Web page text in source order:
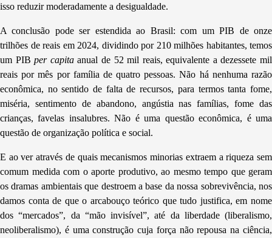
isso reduzir moderadamente a desigualdade.
A conclusão pode ser estendida ao Brasil: com um PIB de onze
trilhões de reais em 2024, dividindo por 210 milhões habitantes, temos
um PIBper capitaanual de 52 mil reais, equivalente a dezessete mil
reais por mês por família de quatro pessoas. Não há nenhuma razão
econômica, no sentido de falta de recursos, para termos tanta fome,
miséria, sentimento de abandono, angústia nas famílias, fome das
crianças, favelas insalubres. Não é uma questão econômica, é uma
questão de organização política e social.
E ao ver através de quais mecanismos minorias extraem a riqueza sem
comum medida com o aporte produtivo, ao mesmo tempo que geram
os dramas ambientais que destroem a base da nossa sobrevivência, nos
damos conta de que o arcabouço teórico que tudo justifica, em nome
dos “mercados”, da “mão invisível”, até da liberdade (liberalismo,
neoliberalismo), é uma construção cuja força não repousa na ciência,